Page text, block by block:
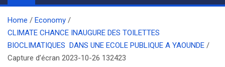
Home
Economy
CLIMATE CHANCE INAUGURE DES TOILETTES
BIOCLIMATIQUES DANS UNE ECOLE PUBLIQUE A YAOUNDE
Capture d’écran 2023-10-26 132423